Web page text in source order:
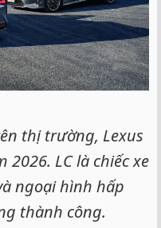
thị trường, Lexus
2026. LC là chiếc xe
ngoại hình hấp
thành công.